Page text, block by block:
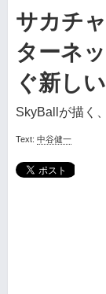
サカチ
ターネ
ぐ新し
SkyBallが描く
Text: 中谷健一